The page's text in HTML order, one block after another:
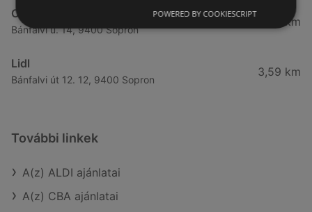
CBA
Bánfalvi u. 14, 9400 Sopron
3,58 km
Lidl
Bánfalvi út 12. 12, 9400 Sopron
3,59 km
További linkek
A(z) ALDI ajánlatai
A(z) CBA ajánlatai
POWERED BY COOKIESCRIPT